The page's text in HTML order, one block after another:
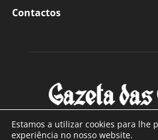
Contactos
Estamos a utilizar cookies para lhe
experiência no nosso website.